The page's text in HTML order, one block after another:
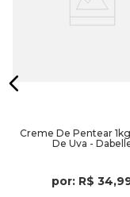
Creme De Pentear
De Uva -
por: R$ 34,